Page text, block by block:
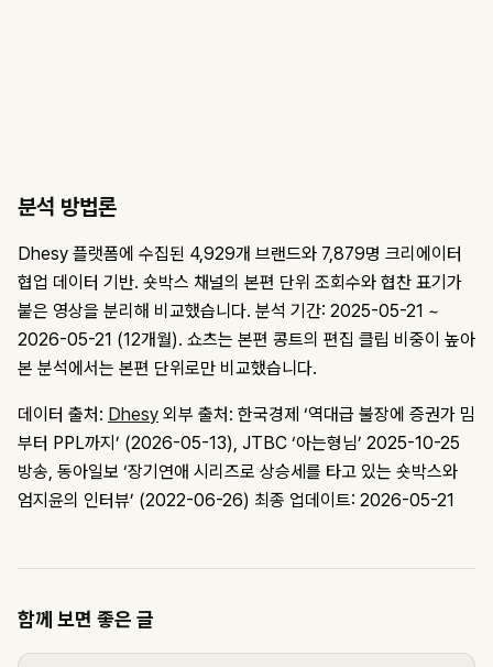
분석 방법론
Dhesy 플랫폼에 수집된 4,929개 브랜드와 7,879명 크리에이터
협업 데이터 기반. 숏박스 채널의 본편 단위 조회수와 협찬 표기가
붙은 영상을 분리해 비교했습니다. 분석 기간: 2025-05-21 ~
2026-05-21 (12개월). 쇼츠는 본편 콩트의 편집 클립 비중이 높아
본 분석에서는 본편 단위로만 비교했습니다.
데이터 출처: Dhesy 외부 출처: 한국경제 ‘역대급 불장에 증권가 밈
부터 PPL까지’ (2026-05-13), JTBC ‘아는형님’ 2025-10-25
방송, 동아일보 ‘장기연애 시리즈로 상승세를 타고 있는 숏박스와
엄지윤의 인터뷰’ (2022-06-26) 최종 업데이트: 2026-05-21
함께 보면 좋은 글